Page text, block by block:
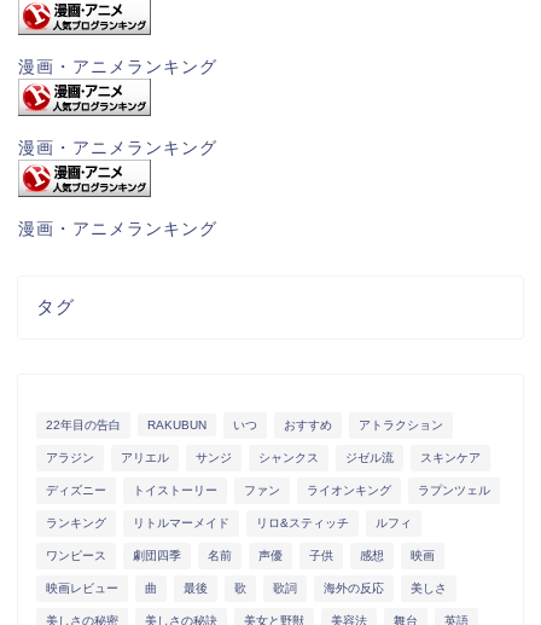
漫画・アニメランキング
漫画・アニメランキング
漫画・アニメランキング
タグ
22年目の告白 RAKUBUN いつ おすすめ アトラクション
アラジン アリエル サンジ シャンクス ジゼル流 スキンケア
ディズニー トイストーリー ファン ライオンキング ラプンツェル
ランキング リトルマーメイド リロ&スティッチ ルフィ
ワンピース 劇団四季 名前 声優 子供 感想 映画
映画レビュー 曲 最後 歌 歌詞 海外の反応 美しさ
美しさの秘密 美しさの秘訣 美女と野獣 美容法 舞台 英語